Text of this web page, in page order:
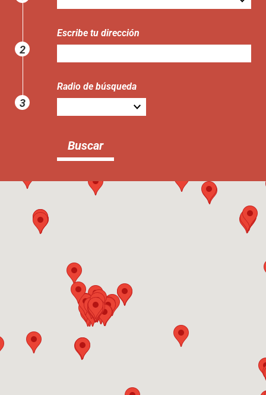
2
Escribe tu dirección
3
Radio de búsqueda
Buscar